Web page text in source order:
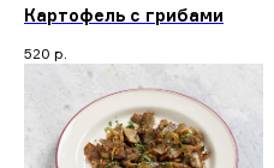
Картофель с грибами
520 р.